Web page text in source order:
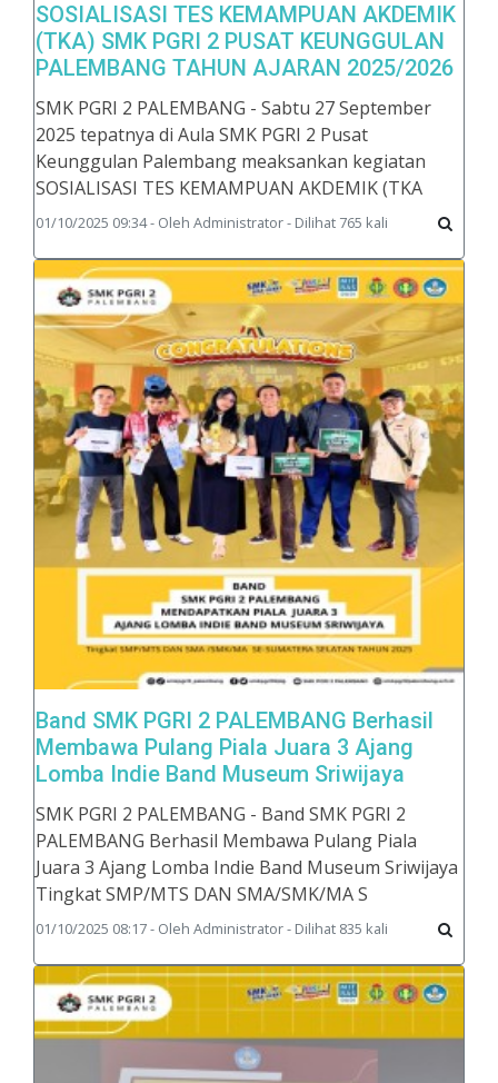
SOSIALISASI TES KEMAMPUAN AKDEMIK
(TKA) SMK PGRI 2 PUSAT KEUNGGULAN
PALEMBANG TAHUN AJARAN 2025/2026
SMK PGRI 2 PALEMBANG - Sabtu 27 September
2025 tepatnya di Aula SMK PGRI 2 Pusat
Keunggulan Palembang meaksankan kegiatan
SOSIALISASI TES KEMAMPUAN AKDEMIK (TKA
01/10/2025 09:34 - Oleh Administrator - Dilihat 765 kali
Band SMK PGRI 2 PALEMBANG Berhasil
Membawa Pulang Piala Juara 3 Ajang
Lomba Indie Band Museum Sriwijaya
SMK PGRI 2 PALEMBANG - Band SMK PGRI 2
PALEMBANG Berhasil Membawa Pulang Piala
Juara 3 Ajang Lomba Indie Band Museum Sriwijaya
Tingkat SMP/MTS DAN SMA/SMK/MA S
01/10/2025 08:17 - Oleh Administrator - Dilihat 835 kali